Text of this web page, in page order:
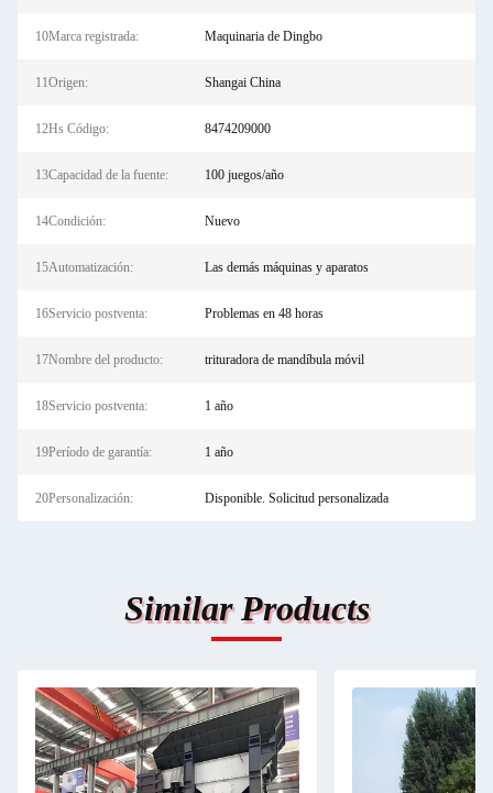
10Marca registrada: Maquinaria de Dingbo
11Origen: Shangai China
12Hs Código: 8474209000
13Capacidad de la fuente: 100 juegos/año
14Condición: Nuevo
15Automatización: Las demás máquinas y aparatos
16Servicio postventa: Problemas en 48 horas
17Nombre del producto: trituradora de mandíbula móvil
18Servicio postventa: 1 año
19Período de garantía: 1 año
20Personalización: Disponible. Solicitud personalizada
Similar Products